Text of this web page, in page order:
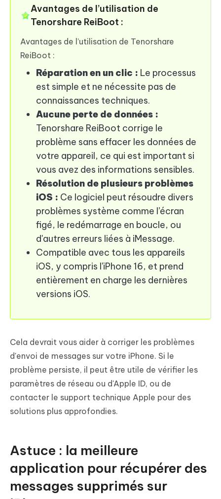
Avantages de l’utilisation de
Tenorshare ReiBoot :
Avantages de l’utilisation de Tenorshare
ReiBoot :
Réparation en un clic : Le processus
est simple et ne nécessite pas de
connaissances techniques.
Aucune perte de données :
Tenorshare ReiBoot corrige le
problème sans effacer les données de
votre appareil, ce qui est important si
vous avez des informations sensibles.
Résolution de plusieurs problèmes
iOS : Ce logiciel peut résoudre divers
problèmes système comme l’écran
figé, le redémarrage en boucle, ou
d'autres erreurs liées à iMessage.
Compatible avec tous les appareils
iOS, y compris l'iPhone 16, et prend
entièrement en charge les dernières
versions iOS.
Cela devrait vous aider à corriger les problèmes
d'envoi de messages sur votre iPhone. Si le
problème persiste, il peut être utile de vérifier les
paramètres de réseau ou d'Apple ID, ou de
contacter le support technique Apple pour des
solutions plus approfondies.
Astuce : la meilleure
application pour récupérer des
messages supprimés sur